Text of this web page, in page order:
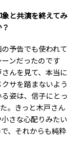
と共演を終えてみ
予告でも使われて
ンだったのです
んを見て、本当に
サを踏まないよう
姿は、信子にとっ
。きっと木戸さん
さな心配りみたい
、それからも純粋